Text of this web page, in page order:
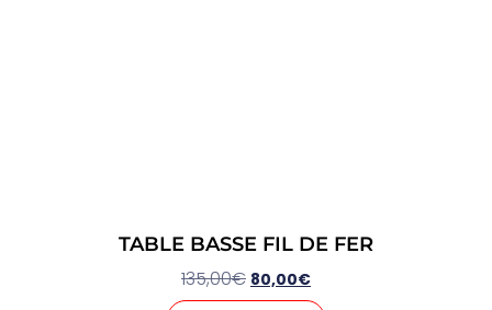
TABLE BASSE FIL DE FER
135,00€ 80,00€